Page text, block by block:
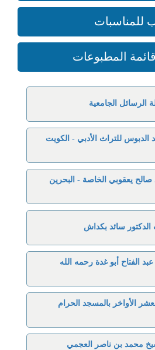
للمناسبات
المطبوعات
الرسائل الجامعية
الدبوس للتراث الأدبي - الكويت
يعقوبي الخاصة - البحرين
الدكتور سائد بكداش
الفتاح أبو غدة رحمه الله
الأواخر بالمسجد الحرام
محمد بن ناصر العجمي